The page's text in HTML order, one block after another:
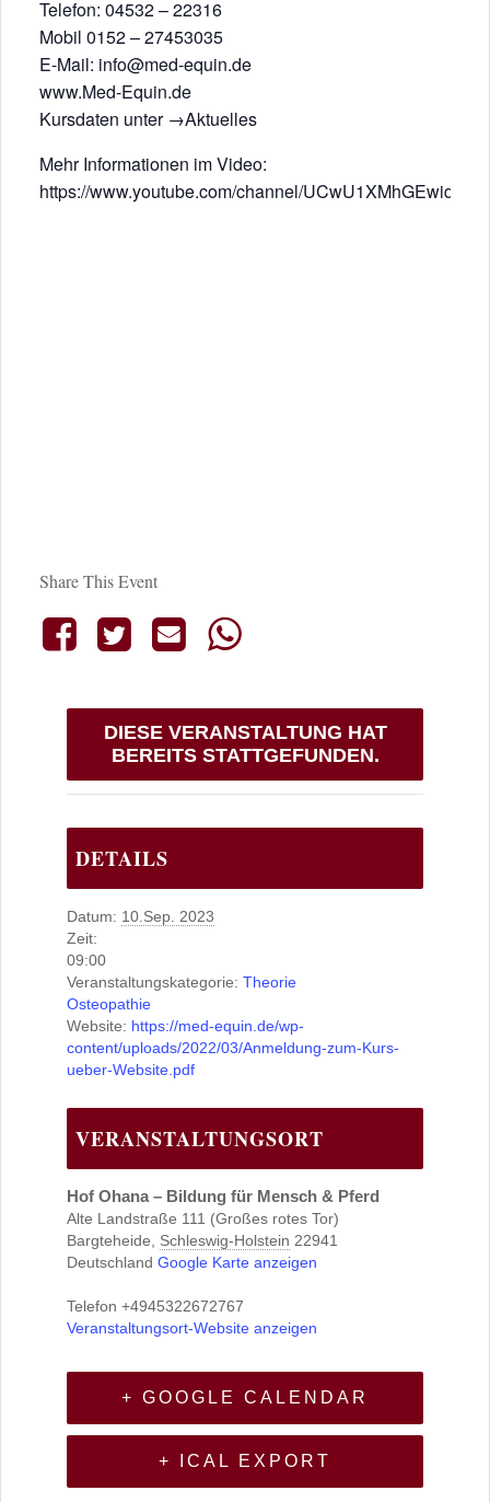
Telefon: 04532 – 22316
Mobil 0152 – 27453035
E-Mail: info@med-equin.de
www.Med-Equin.de
Kursdaten unter →Aktuelles
Mehr Informationen im Video:
https://www.youtube.com/channel/
Share This Event
DIESE VERANSTALTUNG HAT
BEREITS STATTGEFUNDEN.
DETAILS
Datum: 10.Sep. 2023
Zeit:
09:00
Veranstaltungskategorie: Theorie
Osteopathie
Website: https://med-equin.de/wp-
content/uploads/2022/03/Anmeldung-zum-Kurs-
ueber-Website.pdf
VERANSTALTUNGSORT
Hof Ohana – Bildung für Mensch & Pferd
Alte Landstraße 111 (Großes rotes Tor)
Bargteheide, Schleswig-Holstein 22941
Deutschland Google Karte anzeigen
Telefon +4945322672767
Veranstaltungsort-Website anzeigen
+ GOOGLE CALENDAR
+ ICAL EXPORT